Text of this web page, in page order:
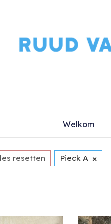
Welkom
resetten Pieck A ×